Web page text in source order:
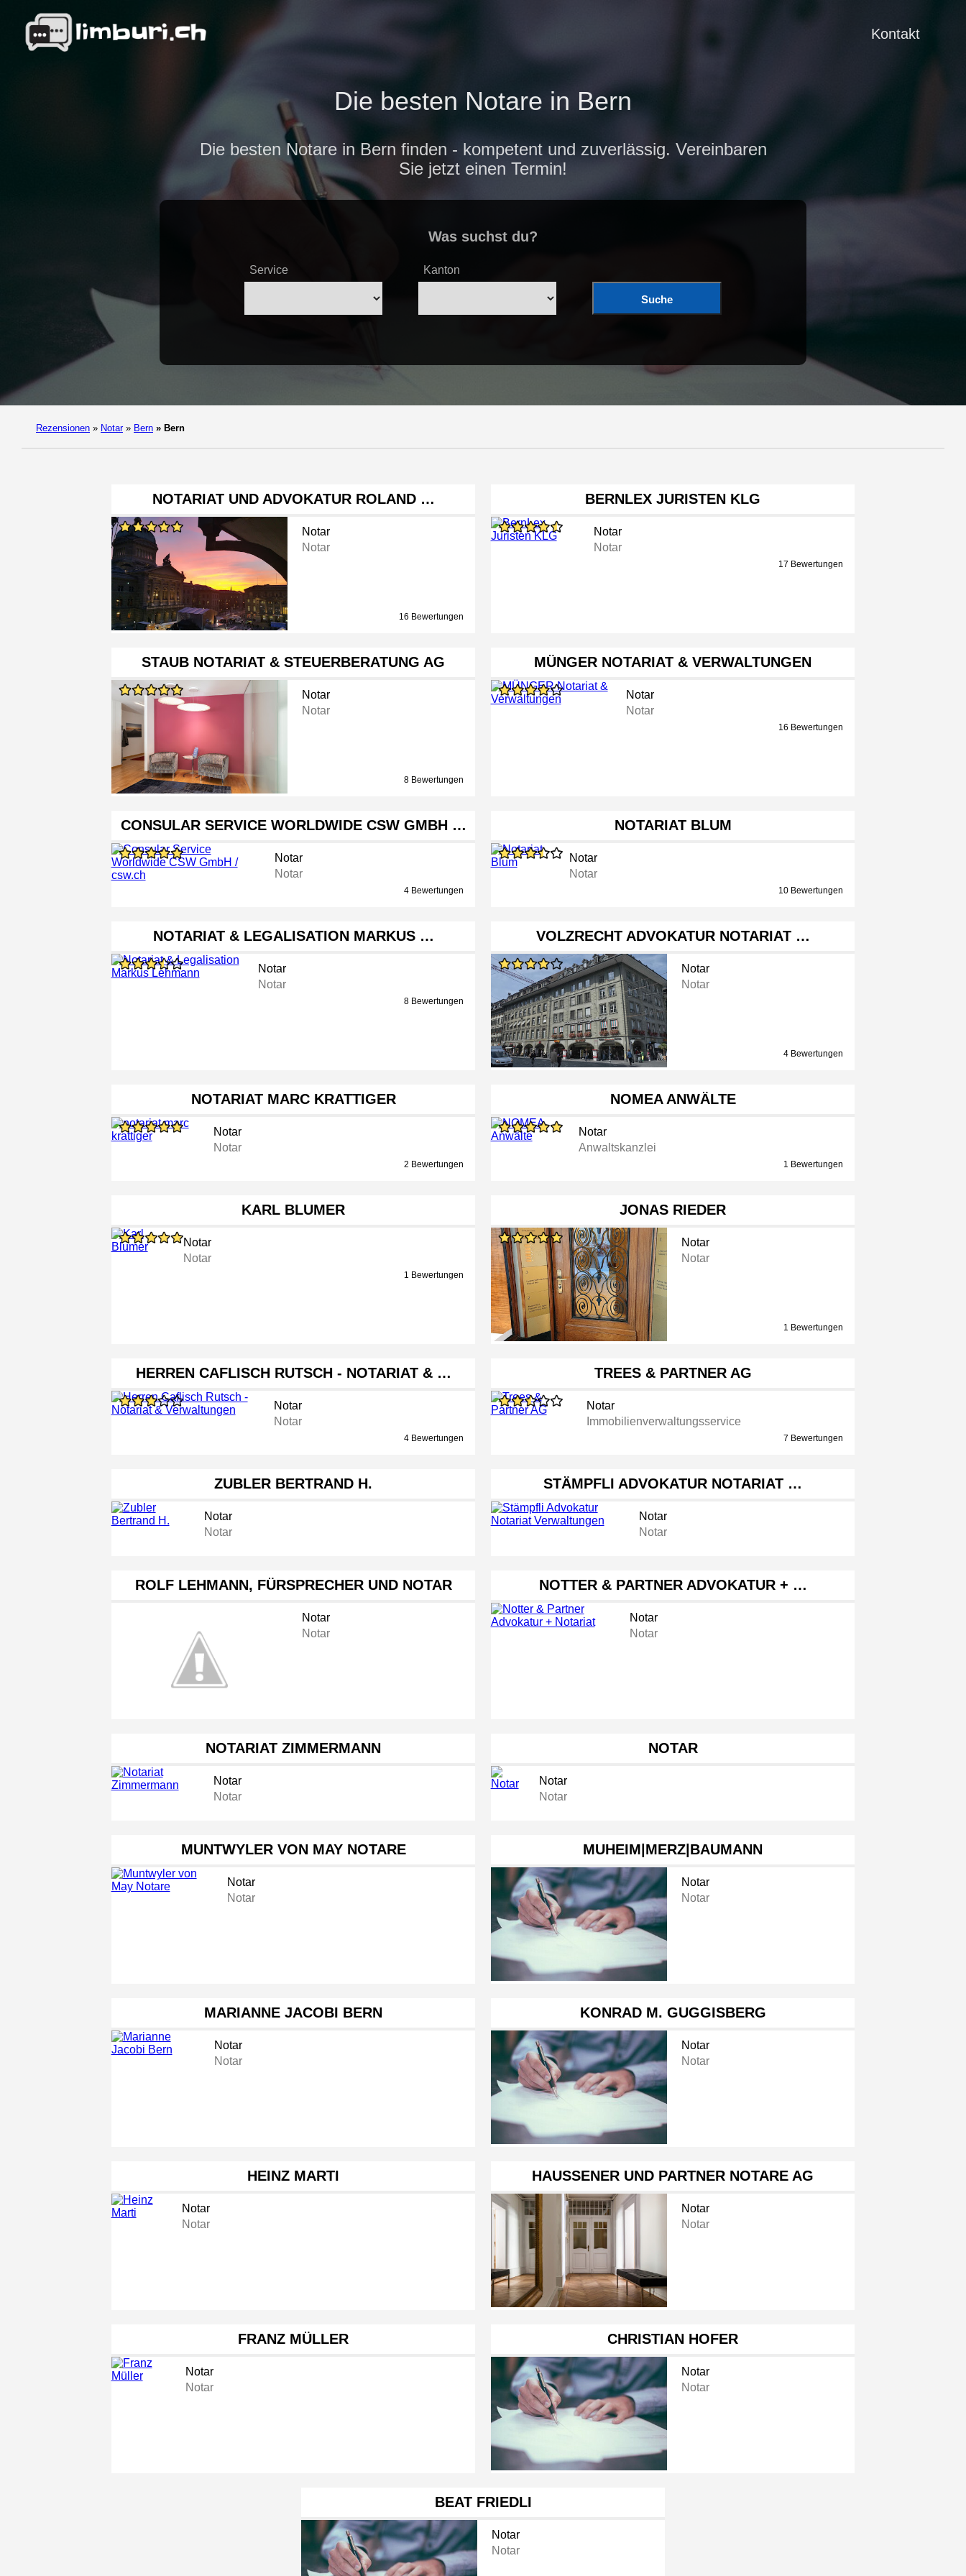
Kontakt
Die besten Notare in Bern
Die besten Notare in Bern finden - kompetent und zuverlässig. Vereinbaren
Sie jetzt einen Termin!
Was suchst du?
Service Kanton
Suche
Rezensionen » Notar » Bern » Bern
NOTARIAT UND ADVOKATUR ROLAND …
Notar
Notar
16 Bewertungen
BERNLEX JURISTEN KLG
Notar
Notar
17 Bewertungen
STAUB NOTARIAT & STEUERBERATUNG AG
Notar
Notar
8 Bewertungen
MÜNGER NOTARIAT & VERWALTUNGEN
Notar
Notar
16 Bewertungen
CONSULAR SERVICE WORLDWIDE CSW GMBH …
Notar
Notar
4 Bewertungen
NOTARIAT BLUM
Notar
Notar
10 Bewertungen
NOTARIAT & LEGALISATION MARKUS …
Notar
Notar
8 Bewertungen
VOLZRECHT ADVOKATUR NOTARIAT …
Notar
Notar
4 Bewertungen
NOTARIAT MARC KRATTIGER
Notar
Notar
2 Bewertungen
NOMEA ANWÄLTE
Notar
Anwaltskanzlei
1 Bewertungen
KARL BLUMER
Notar
Notar
1 Bewertungen
JONAS RIEDER
Notar
Notar
1 Bewertungen
HERREN CAFLISCH RUTSCH - NOTARIAT & …
Notar
Notar
4 Bewertungen
TREES & PARTNER AG
Notar
Immobilienverwaltungsservice
7 Bewertungen
ZUBLER BERTRAND H.
Notar
Notar
STÄMPFLI ADVOKATUR NOTARIAT …
Notar
Notar
ROLF LEHMANN, FÜRSPRECHER UND NOTAR
Notar
Notar
NOTTER & PARTNER ADVOKATUR + …
Notar
Notar
NOTARIAT ZIMMERMANN
Notar
Notar
NOTAR
Notar
Notar
MUNTWYLER VON MAY NOTARE
Notar
Notar
MUHEIM|MERZ|BAUMANN
Notar
Notar
MARIANNE JACOBI BERN
Notar
Notar
KONRAD M. GUGGISBERG
Notar
Notar
HEINZ MARTI
Notar
Notar
HAUSSENER UND PARTNER NOTARE AG
Notar
Notar
FRANZ MÜLLER
Notar
Notar
CHRISTIAN HOFER
Notar
Notar
BEAT FRIEDLI
Notar
Notar